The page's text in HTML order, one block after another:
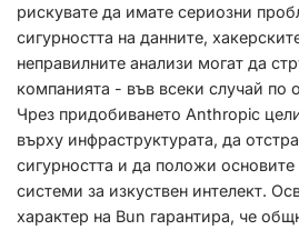
рискувате да имате сериозни
сигурността на данните,
неправилните анализи могат да
компанията - във всеки случай
Чрез придобиването Anthropic
върху инфраструктурата, да
сигурността и да положи
системи за изкуствен интелект.
характер на Bun гарантира, че